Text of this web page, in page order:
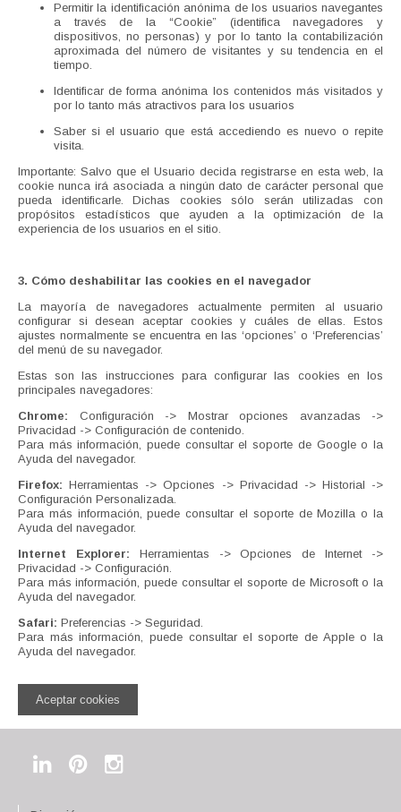
Permitir la identificación anónima de los usuarios navegantes
a través de la “Cookie” (identifica navegadores y
dispositivos, no personas) y por lo tanto la contabilización
aproximada del número de visitantes y su tendencia en el
tiempo.
Identificar de forma anónima los contenidos más visitados y
por lo tanto más atractivos para los usuarios
Saber si el usuario que está accediendo es nuevo o repite
visita.
Importante: Salvo que el Usuario decida registrarse en esta web, la
cookie nunca irá asociada a ningún dato de carácter personal que
pueda identificarle. Dichas cookies sólo serán utilizadas con
propósitos estadísticos que ayuden a la optimización de la
experiencia de los usuarios en el sitio.
3. Cómo deshabilitar las cookies en el navegador
La mayoría de navegadores actualmente permiten al usuario
configurar si desean aceptar cookies y cuáles de ellas. Estos
ajustes normalmente se encuentra en las ‘opciones’ o ‘Preferencias’
del menú de su navegador.
Estas son las instrucciones para configurar las cookies en los
principales navegadores:
Chrome: Configuración -> Mostrar opciones avanzadas ->
Privacidad -> Configuración de contenido.
Para más información, puede consultar el soporte de Google o la
Ayuda del navegador.
Firefox: Herramientas -> Opciones -> Privacidad -> Historial ->
Configuración Personalizada.
Para más información, puede consultar el soporte de Mozilla o la
Ayuda del navegador.
Internet Explorer: Herramientas -> Opciones de Internet ->
Privacidad -> Configuración.
Para más información, puede consultar el soporte de Microsoft o la
Ayuda del navegador.
Safari: Preferencias -> Seguridad.
Para más información, puede consultar el soporte de Apple o la
Ayuda del navegador.
Aceptar cookies